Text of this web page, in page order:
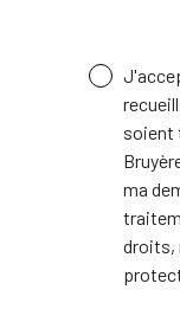
soient
ma
droits,